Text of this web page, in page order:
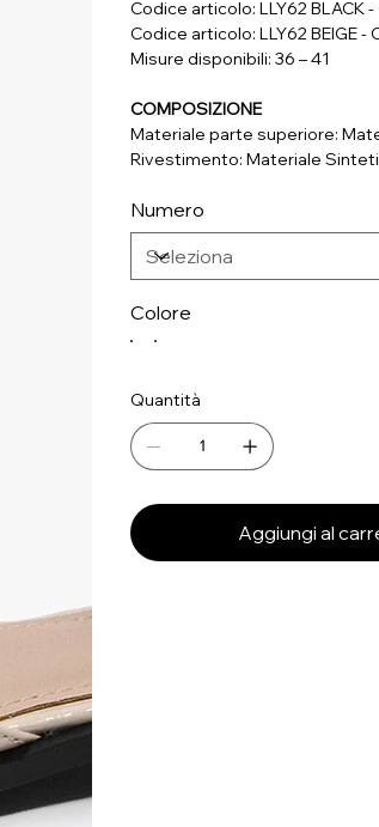
Codice articolo: LLY62 BLACK
Codice articolo: LLY62 BEIGE
Misure disponibili: 36 – 41
COMPOSIZIONE
Materiale parte superiore:
Rivestimento: Materiale
Suola: Materiale Sintetico
Numero
Colore
Quantità
Aggiungi al